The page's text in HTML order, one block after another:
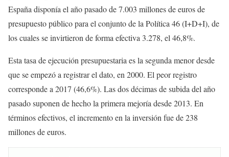
España disponía el año pasado de 7.003 millones de euros de
presupuesto público para el conjunto de la Política 46 (I+D+I), de
los cuales se invirtieron de forma efectiva 3.278, el 46,8%.
Esta tasa de ejecución presupuestaria es la segunda menor desde
que se empezó a registrar el dato, en 2000. El peor registro
corresponde a 2017 (46,6%). Las dos décimas de subida del año
pasado suponen de hecho la primera mejoría desde 2013. En
términos efectivos, el incremento en la inversión fue de 238
millones de euros.